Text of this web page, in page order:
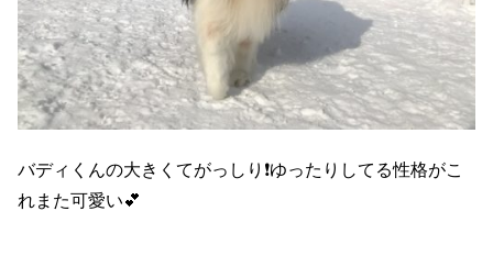
バディくんの大きくてがっしり❗️ゆったりしてる性格がこ
れまた可愛い💕